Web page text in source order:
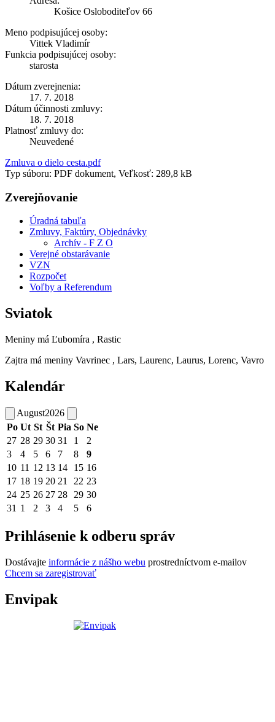
Košice Osloboditeľov 66
Meno podpisujúcej osoby:
Vittek Vladimír
Funkcia podpisujúcej osoby:
starosta
Dátum zverejnenia:
17. 7. 2018
Dátum účinnosti zmluvy:
18. 7. 2018
Platnosť zmluvy do:
Neuvedené
Zmluva o dielo cesta.pdf
Typ súboru: PDF dokument, Veľkosť: 289,8 kB
Zverejňovanie
Úradná tabuľa
Zmluvy, Faktúry, Objednávky
Archív - F Z O
Verejné obstarávanie
VZN
Rozpočet
Voľby a Referendum
Sviatok
Meniny má Ľubomíra , Rastic
Zajtra má meniny Vavrinec , Lars, Laurenc, Laurus, Lorenc, Vavro
Kalendár
August2026
Po Ut St Št Pia So Ne
27 28 29 30 31 1
2
3
4 5 6 7 8
9
10 11 12 13 14 15 16
17 18 19 20 21 22 23
24 25 26 27 28 29 30
31 1 2 3 4 5 6
Prihlásenie k odberu správ
Dostávajte informácie z nášho webu prostredníctvom e-mailov
Chcem sa zaregistrovať
Envipak